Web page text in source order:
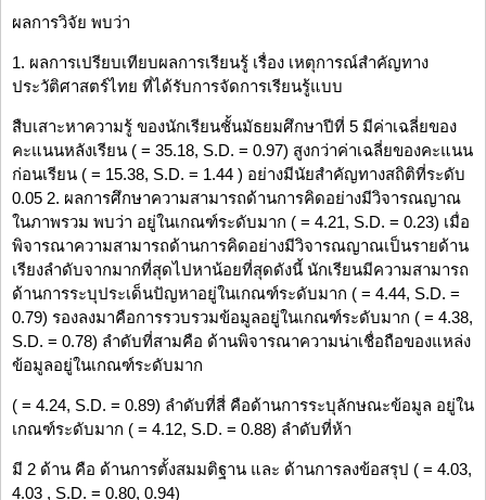
ผลการวิจัย พบว่า
1. ผลการเปรียบเทียบผลการเรียนรู้ เรื่อง เหตุการณ์สำคัญทาง
ประวัติศาสตร์ไทย ที่ได้รับการจัดการเรียนรู้แบบ
สืบเสาะหาความรู้ ของนักเรียนชั้นมัธยมศึกษาปีที่ 5 มีค่าเฉลี่ยของ
คะแนนหลังเรียน ( = 35.18, S.D. = 0.97) สูงกว่าค่าเฉลี่ยของคะแนน
ก่อนเรียน ( = 15.38, S.D. = 1.44 ) อย่างมีนัยสำคัญทางสถิติที่ระดับ
0.05 2. ผลการศึกษาความสามารถด้านการคิดอย่างมีวิจารณญาณ
ในภาพรวม พบว่า อยู่ในเกณฑ์ระดับมาก ( = 4.21, S.D. = 0.23) เมื่อ
พิจารณาความสามารถด้านการคิดอย่างมีวิจารณญาณเป็นรายด้าน
เรียงลำดับจากมากที่สุดไปหาน้อยที่สุดดังนี้ นักเรียนมีความสามารถ
ด้านการระบุประเด็นปัญหาอยู่ในเกณฑ์ระดับมาก ( = 4.44, S.D. =
0.79) รองลงมาคือการรวบรวมข้อมูลอยู่ในเกณฑ์ระดับมาก ( = 4.38,
S.D. = 0.78) ลำดับที่สามคือ ด้านพิจารณาความน่าเชื่อถือของแหล่ง
ข้อมูลอยู่ในเกณฑ์ระดับมาก
( = 4.24, S.D. = 0.89) ลำดับที่สี่ คือด้านการระบุลักษณะข้อมูล อยู่ใน
เกณฑ์ระดับมาก ( = 4.12, S.D. = 0.88) ลำดับที่ห้า
มี 2 ด้าน คือ ด้านการตั้งสมมติฐาน และ ด้านการลงข้อสรุป ( = 4.03,
4.03 , S.D. = 0.80, 0.94)